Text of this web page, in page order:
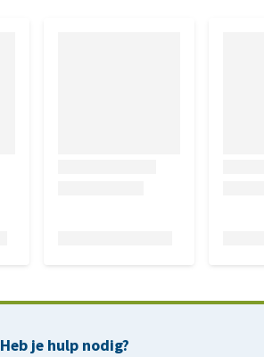
Heb je hulp nodig?